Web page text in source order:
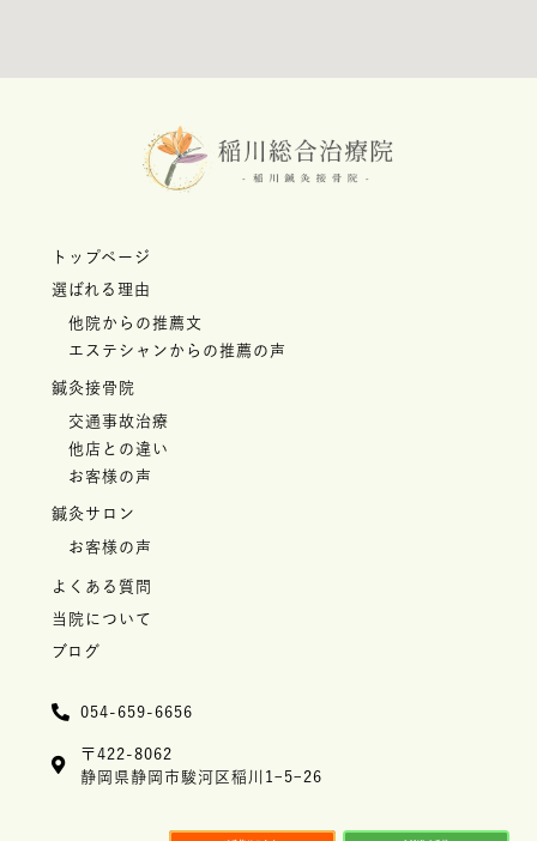
トップページ
選ばれる理由
他院からの推薦文
エステシャンからの推薦の声
鍼灸接骨院
交通事故治療
他店との違い
お客様の声
鍼灸サロン
お客様の声
よくある質問
当院について
ブログ
054-659-6656
〒422-8062
静岡県静岡市駿河区稲川1ｰ5ｰ26